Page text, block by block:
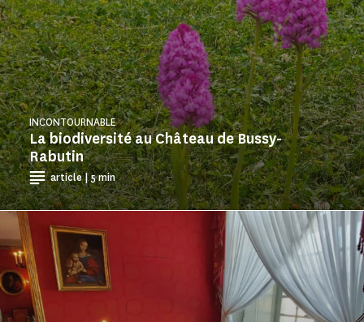
La biodiversité au Château de Bussy-
Rabutin
INCONTOURNABLE
article | 5 min